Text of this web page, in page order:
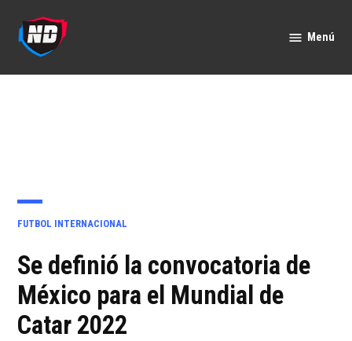
contenido
Menú
PUBLICADO
FUTBOL INTERNACIONAL
Se definió la convocatoria de
México para el Mundial de
Catar 2022